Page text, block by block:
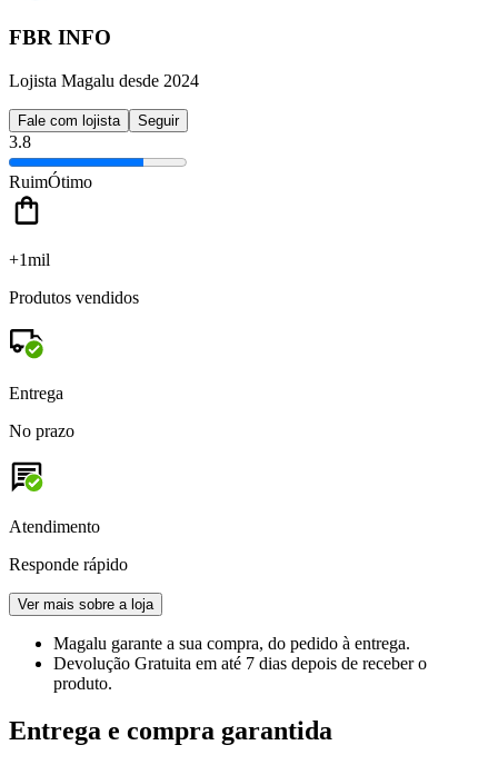
FBR INFO
Lojista Magalu desde 2024
Fale com lojista Seguir
3.8
RuimÓtimo
+1mil
Produtos vendidos
Entrega
No prazo
Atendimento
Responde rápido
Ver mais sobre a loja
Magalu garante a sua compra, do pedido à entrega.
Devolução Gratuita em até 7 dias depois de receber o
produto.
Entrega e compra garantida